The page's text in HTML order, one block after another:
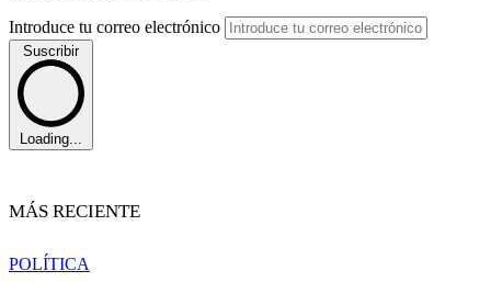
Introduce tu correo electrónico
Suscribir
Loading...
MÁS RECIENTE
POLÍTICA